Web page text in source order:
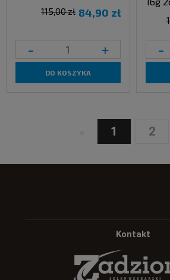
84,90 zł
115,00 zł
- +
DO KOSZYKA
-
1 2
Kontakt